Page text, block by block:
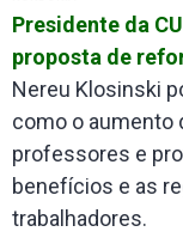
Presidente da
proposta de
Nereu Klosinski
como o aumento
professores e
benefícios e as
trabalhadores.